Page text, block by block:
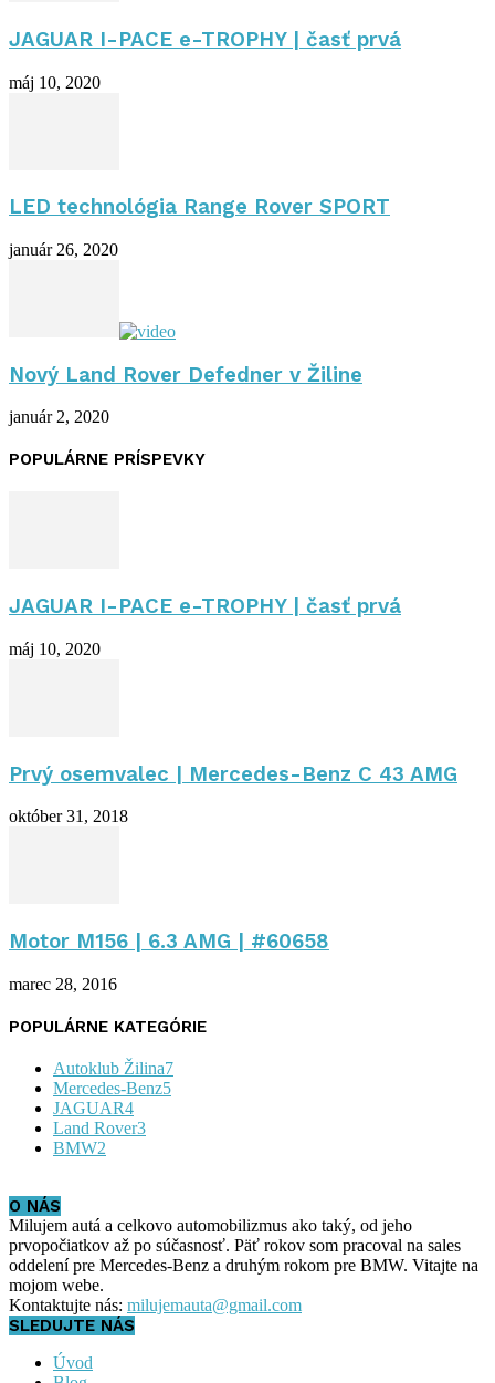
JAGUAR I-PACE e-TROPHY | časť prvá
máj 10, 2020
LED technológia Range Rover SPORT
január 26, 2020
Nový Land Rover Defedner v Žiline
január 2, 2020
POPULÁRNE PRÍSPEVKY
JAGUAR I-PACE e-TROPHY | časť prvá
máj 10, 2020
Prvý osemvalec | Mercedes-Benz C 43 AMG
október 31, 2018
Motor M156 | 6.3 AMG | #60658
marec 28, 2016
POPULÁRNE KATEGÓRIE
Autoklub Žilina7
Mercedes-Benz5
JAGUAR4
Land Rover3
BMW2
O NÁS
Milujem autá a celkovo automobilizmus ako taký, od jeho
prvopočiatkov až po súčasnosť. Päť rokov som pracoval na sales
oddelení pre Mercedes-Benz a druhým rokom pre BMW. Vitajte na
mojom webe.
Kontaktujte nás: milujemauta@gmail.com
SLEDUJTE NÁS
Úvod